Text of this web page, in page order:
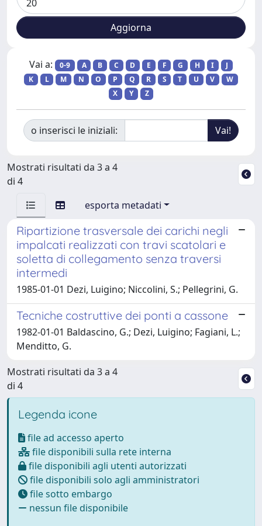
Vai a: 0-9 A B C D E F G H I
J
K
L M N O P Q R S T U V
W
X
Y Z
o inserisci le iniziali:
Mostrati risultati da 3 a 4
di 4
esporta metadati
Ripartizione trasversale dei carichi negli
impalcati realizzati con travi scatolari e
soletta di collegamento senza traversi
intermedi
1985-01-01 Dezi, Luigino; Niccolini, S.; Pellegrini, G.
Tecniche costruttive dei ponti a cassone
1982-01-01 Baldascino, G.; Dezi, Luigino; Fagiani, L.;
Menditto, G.
Mostrati risultati da 3 a 4
di 4
Legenda icone
file ad accesso aperto
file disponibili sulla rete interna
file disponibili agli utenti autorizzati
file disponibili solo agli amministratori
file sotto embargo
nessun file disponibile